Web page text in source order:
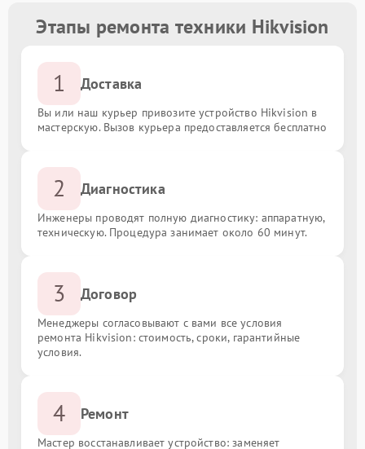
Этапы ремонта техники Hikvision
1 Доставка
Вы или наш курьер привозите устройство Hikvision в
мастерскую. Вызов курьера предоставляется бесплатно
2 Диагностика
Инженеры проводят полную диагностику: аппаратную,
техническую. Процедура занимает около 60 минут.
3 Договор
Менеджеры согласовывают с вами все условия
ремонта Hikvision: стоимость, сроки, гарантийные
условия.
4 Ремонт
Мастер восстанавливает устройство: заменяет